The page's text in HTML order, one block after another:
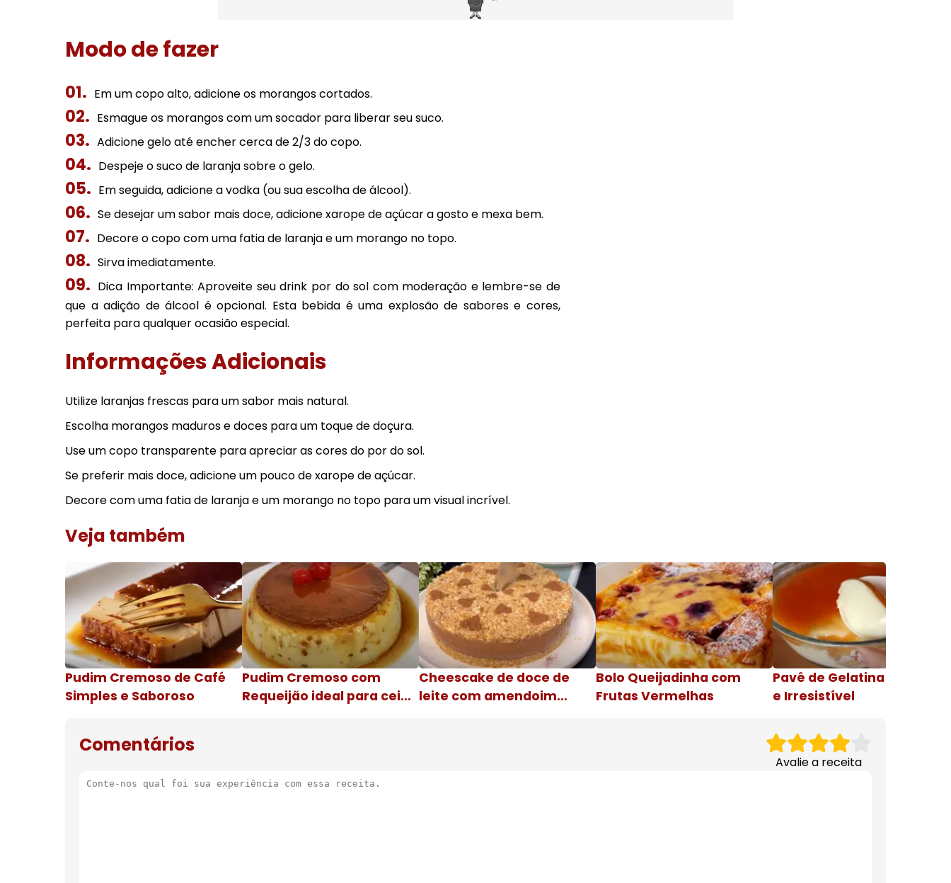
Modo de fazer
Em um copo alto, adicione os morangos cortados.
Esmague os morangos com um socador para liberar seu suco.
Adicione gelo até encher cerca de 2/3 do copo.
Despeje o suco de laranja sobre o gelo.
Em seguida, adicione a vodka (ou sua escolha de álcool).
Se desejar um sabor mais doce, adicione xarope de açúcar a gosto e mexa bem.
Decore o copo com uma fatia de laranja e um morango no topo.
Sirva imediatamente.
Dica Importante: Aproveite seu drink por do sol com moderação e lembre-se de
que a adição de álcool é opcional. Esta bebida é uma explosão de sabores e cores,
perfeita para qualquer ocasião especial.
Informações Adicionais
Utilize laranjas frescas para um sabor mais natural.
Escolha morangos maduros e doces para um toque de doçura.
Use um copo transparente para apreciar as cores do por do sol.
Se preferir mais doce, adicione um pouco de xarope de açúcar.
Decore com uma fatia de laranja e um morango no topo para um visual incrível.
Veja também
Pudim Cremoso de Café
Simples e Saboroso
Pudim Cremoso com
Requeijão ideal para ceia
Cheescake de doce de
leite com amendoim
Bolo Queijadinha com
Frutas Vermelhas
Pavê de Gelatina Cremosa
e Irresistível
Comentários
Avalie a receita